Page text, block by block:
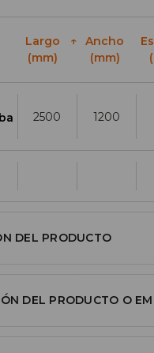
Largo
(mm)
↑
Ancho
(mm)
2500 1200
DEL PRODUCTO
DEL PRODUCTO O